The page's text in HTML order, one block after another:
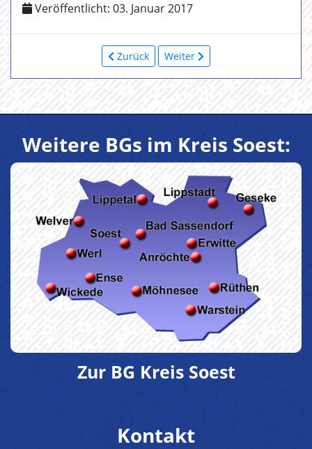
Veröffentlicht: 03. Januar 2017
Zurück Weiter
Weitere BGs im Kreis Soest:
Zur BG Kreis Soest
Kontakt